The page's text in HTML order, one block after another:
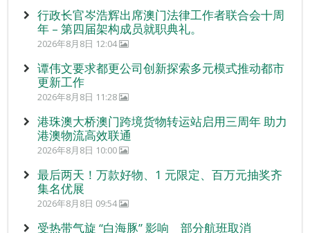
行政长官岑浩辉出席澳门法律工作者联合会十周
年 – 第四届架构成员就职典礼。
2026年8月8日 12:04
谭伟文要求都更公司创新探索多元模式推动都市
更新工作
2026年8月8日 11:28
港珠澳大桥澳门跨境货物转运站启用三周年 助力
港澳物流高效联通
2026年8月8日 10:00
最后两天！万款好物、1 元限定、百万元抽奖齐
集名优展
2026年8月8日 09:54
受热带气旋 “白海豚” 影响 部分航班取消